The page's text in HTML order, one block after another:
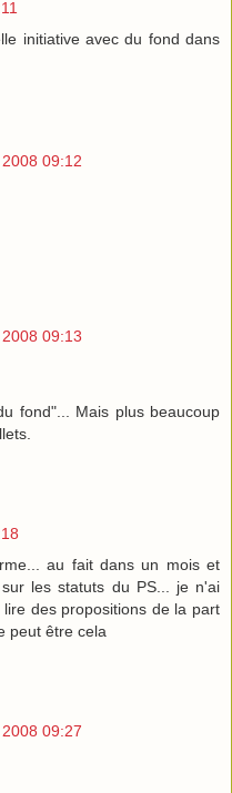
initiative avec du fond dans
09:12
09:13
fond"... Mais plus beaucoup
au fait dans un mois et
les statuts du PS... je n'ai
des propositions de la part
peut être cela
09:27